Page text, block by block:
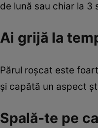
de lună sau chiar la 3
Ai grijă la
Părul roşcat este
şi capătă un aspect
Spală-te pe